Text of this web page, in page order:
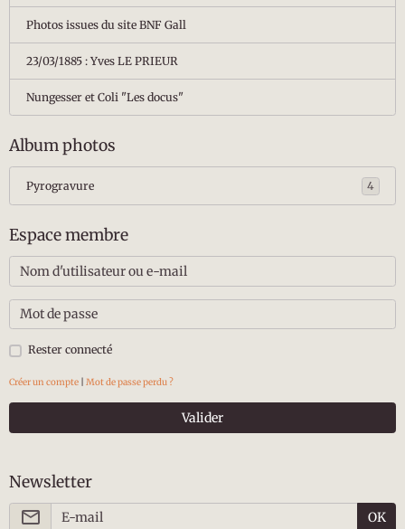
Photos issues du site BNF Gall
23/03/1885 : Yves LE PRIEUR
Nungesser et Coli "Les docus"
Album photos
Pyrogravure 4
Espace membre
Rester connecté
Créer un compte Mot de passe perdu ?
Valider
Newsletter
OK